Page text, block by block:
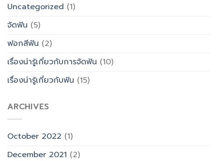
Uncategorized (1)
จัดฟัน (5)
ฟอกสีฟัน (2)
เรื่องน่ารู้เกี่ยวกับการจัดฟัน (10)
เรื่องน่ารู้เกี่ยวกับฟัน (15)
ARCHIVES
October 2022 (1)
December 2021 (2)